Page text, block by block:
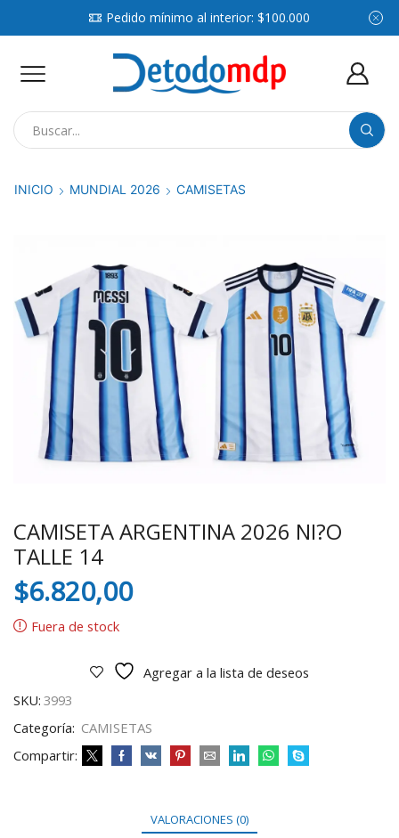
Pedido mínimo al interior: $100.000
INICIO MUNDIAL 2026 CAMISETAS
CAMISETA ARGENTINA 2026 NI?O
TALLE 14
$6.820,00
Fuera de stock
Agregar a la lista de deseos
SKU: 3993
Categoría: CAMISETAS
Compartir:
VALORACIONES (0)